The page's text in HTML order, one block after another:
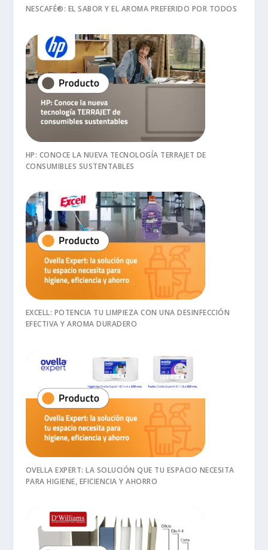
NESCAFÉ®: EL SABOR Y EL AROMA PREFERIDO POR TODOS
HP: CONOCE LA NUEVA TECNOLOGÍA TERRAJET DE
CONSUMIBLES SUSTENTABLES
EXCELL: POTENCIA TU LIMPIEZA CON UNA DESINFECCIÓN
EFECTIVA Y AROMA DURADERO
OVELLA EXPERT: LA SOLUCIÓN QUE TU ESPACIO NECESITA
PARA HIGIENE, EFICIENCIA Y AHORRO